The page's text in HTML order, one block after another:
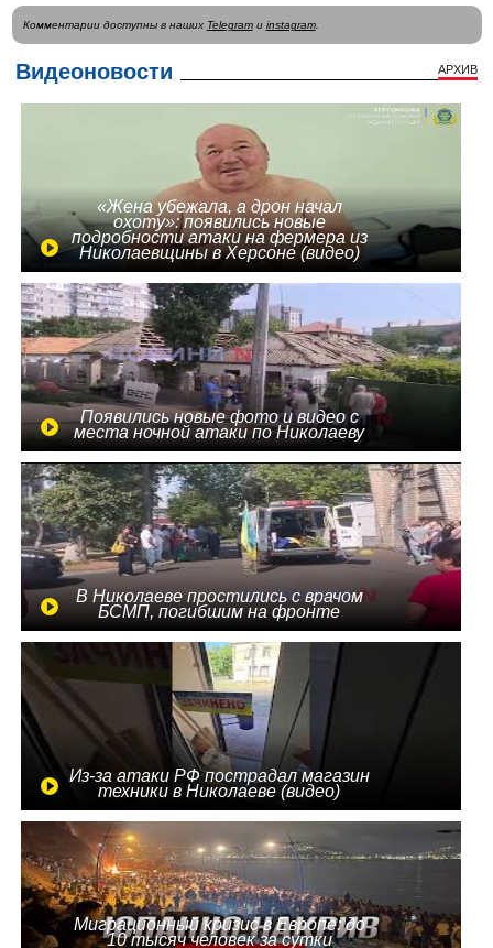
Комментарии доступны в наших Telegramи instagram.
Видеоновости АРХИВ
«Жена убежала, а дрон начал
охоту»: появились новые
подробности атаки на фермера из
Николаевщины в Херсоне (видео)
Появились новые фото и видео с
места ночной атаки по Николаеву
В Николаеве простились с врачом
БСМП, погибшим на фронте
Из-за атаки РФ пострадал магазин
техники в Николаеве (видео)
Миграционный кризис в Европе: до
10 тысяч человек за сутки